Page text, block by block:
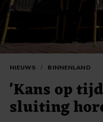
NIEUWS / BINNENLAND
'Kans op
sluiting